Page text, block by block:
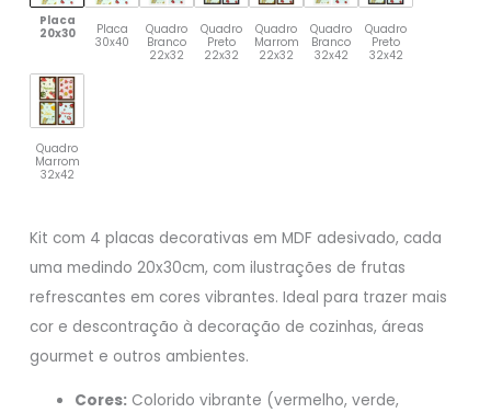
Placa
20x30
Placa
30x40
Quadro
Branco
22x32
Quadro
Preto
22x32
Quadro
Marrom
22x32
Quadro
Branco
32x42
Quadro
Preto
32x42
Quadro
Marrom
32x42
Kit com 4 placas decorativas em MDF adesivado, cada
uma medindo 20x30cm, com ilustrações de frutas
refrescantes em cores vibrantes. Ideal para trazer mais
cor e descontração à decoração de cozinhas, áreas
gourmet e outros ambientes.
Cores: Colorido vibrante (vermelho, verde,